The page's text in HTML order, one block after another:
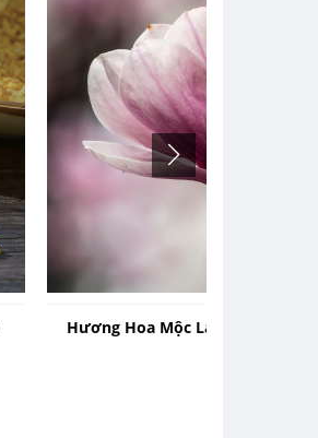
Hương Hoa Mộc Lan - Magnolia